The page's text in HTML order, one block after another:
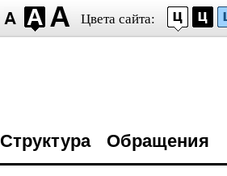
Цвета сайта:
Структура Обращения